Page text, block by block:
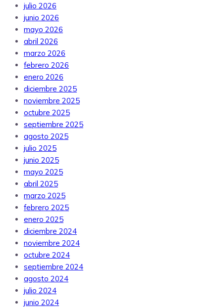
julio 2026
junio 2026
mayo 2026
abril 2026
marzo 2026
febrero 2026
enero 2026
diciembre 2025
noviembre 2025
octubre 2025
septiembre 2025
agosto 2025
julio 2025
junio 2025
mayo 2025
abril 2025
marzo 2025
febrero 2025
enero 2025
diciembre 2024
noviembre 2024
octubre 2024
septiembre 2024
agosto 2024
julio 2024
junio 2024